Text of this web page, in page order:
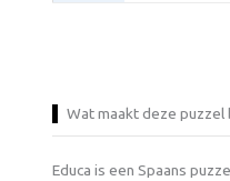
Wat maakt deze puzzel
Educa is een Spaans